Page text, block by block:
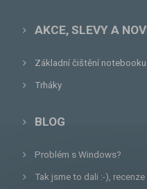
AKCE, SLEVY A
Základní čištění
Trháky
BLOG
Problém s Windows?
Tak jsme to dali :-),